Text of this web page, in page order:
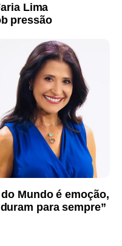
Lima
pressão
Mundo é emoção,
para sempre”